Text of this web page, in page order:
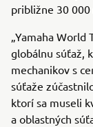
približne 30 000
„Yamaha
globálnu súťaž,
mechanikov s
súťaže
ktorí sa museli
a oblastných